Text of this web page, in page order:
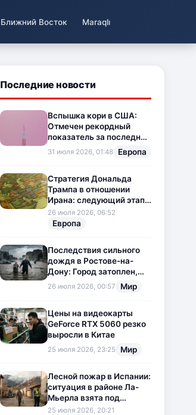
Ближний Восток Maraqlı
Последние новости
Вспышка кори в США:
Отмечен рекордный
показатель за последние
35 лет
31 июля 2026, 01:48 Европа
Стратегия Дональда
Трампа в отношении
Ирана: следующий этап
напряженности на
Ближнем Востоке
26 июля 2026, 06:52
Европа
Последствия сильного
дождя в Ростове-на-
Дону: Город затоплен,
свет отключен
26 июля 2026, 00:57 Мир
Цены на видеокарты
GeForce RTX 5060 резко
выросли в Китае
25 июля 2026, 23:25 Мир
Лесной пожар в Испании:
ситуация в районе Ла-
Мьерла взята под
контроль
25 июля 2026, 20:21